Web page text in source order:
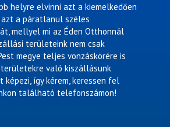
helyre elvinni azt a kiemelkedően
azt a páratlanul széles
mellyel mi az Éden Otthonnál
területeink nem csak
megye teljes vonzáskörére is
való kiszállásunk
képezi, így kérem, keressen fel
található telefonszámon!